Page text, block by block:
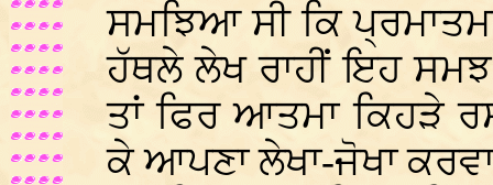
ਸਮਝਿਆ ਸੀ ਕਿ
ਹੱਥਲੇ ਲੇਖ ਰਾਹੀਂ ਇਹ
ਤਾਂ ਫਿਰ ਆਤਮਾ ਕਿਹੜੇ
ਕੇ ਆਪਣਾ ਲੇਖਾ-ਜੋਖਾ